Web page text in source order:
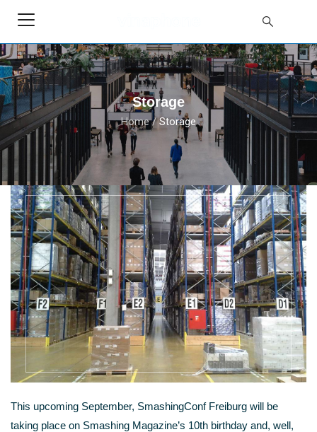
Storage
Home/ Storage
This upcoming September, SmashingConf Freiburg will be
taking place on Smashing Magazine’s 10th birthday and, well,